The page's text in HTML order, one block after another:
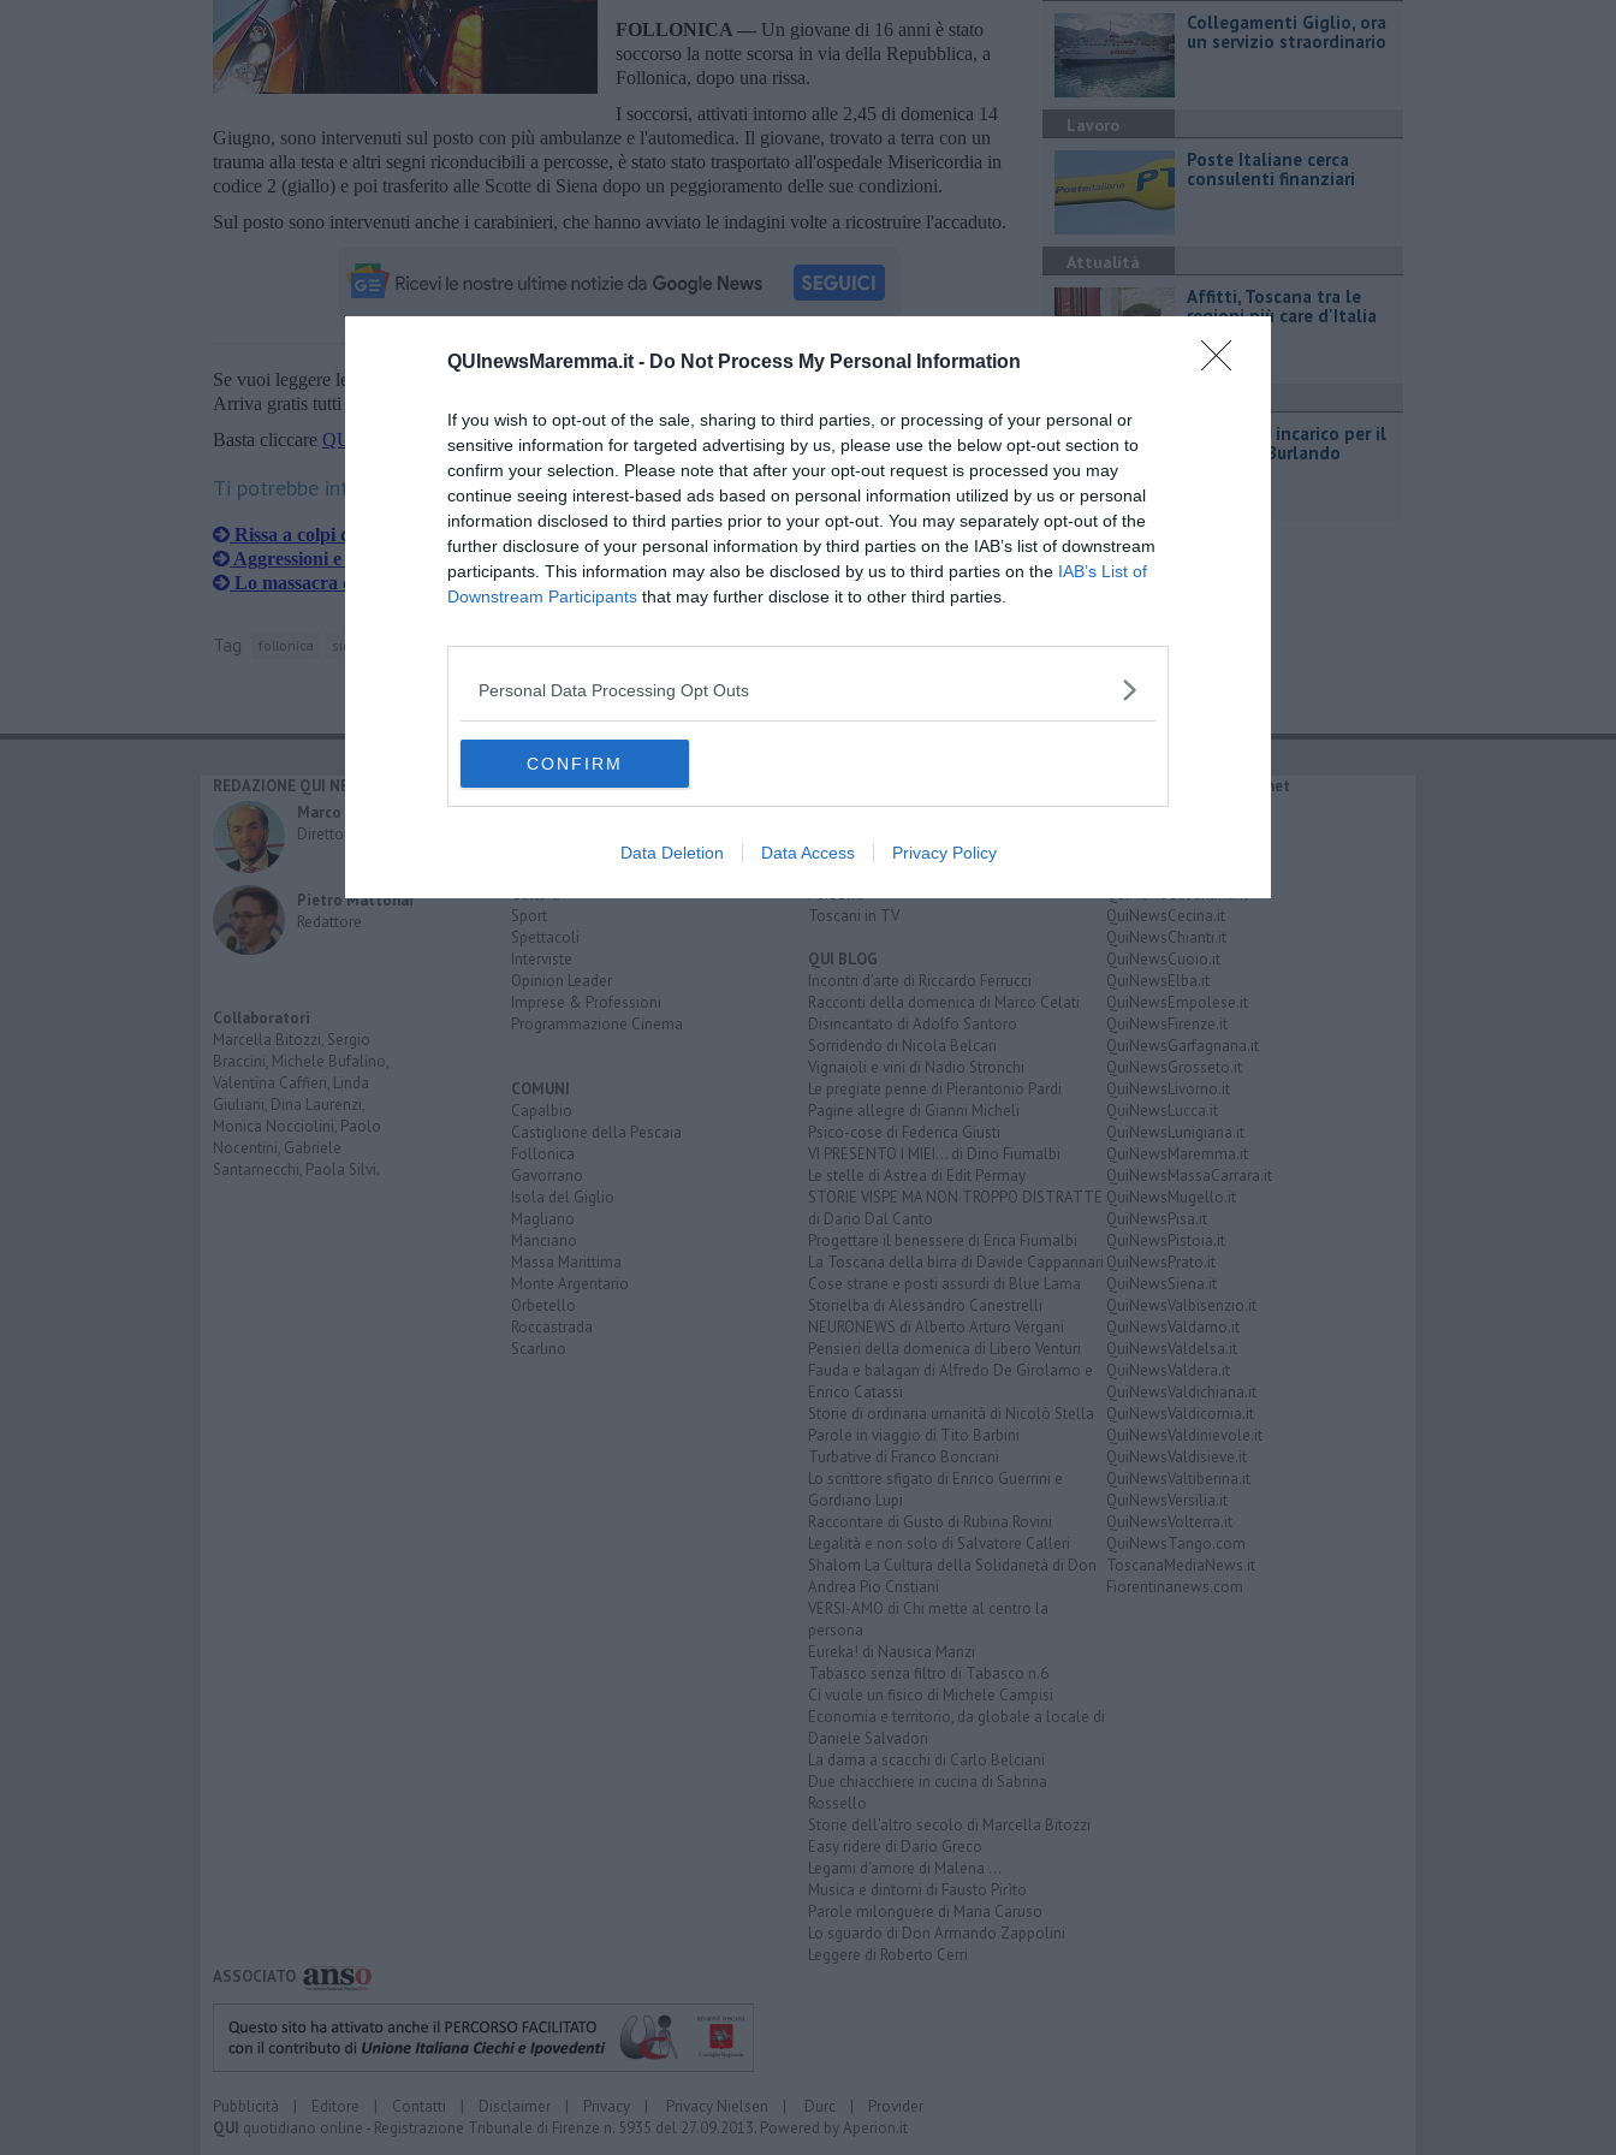
QUInewsMaremma.it - Do Not Process My Personal Information
If you wish to opt-out of the sale, sharing to third parties, or processing of your personal or
sensitive information for targeted advertising by us, please use the below opt-out section to
confirm your selection. Please note that after your opt-out request is processed you may
continue seeing interest-based ads based on personal information utilized by us or personal
information disclosed to third parties prior to your opt-out. You may separately opt-out of the
further disclosure of your personal information by third parties on the IAB’s list of downstream
participants. This information may also be disclosed by us to third parties on the IAB’s List of
Downstream Participants that may further disclose it to other third parties.
Personal Data Processing Opt Outs
CONFIRM
Data Deletion Data Access Privacy Policy
FOLLONICA — Un giovane di 16 anni è stato
soccorso la notte scorsa in via della Repubblica, a
Follonica, dopo una rissa.
I soccorsi, attivati intorno alle 2,45 di domenica 14
Giugno, sono intervenuti sul posto con più ambulanze e l'automedica. Il giovane, trovato a terra con un
trauma alla testa e altri segni riconducibili a percosse, è stato stato trasportato all'ospedale Misericordia in
codice 2 (giallo) e poi trasferito alle Scotte di Siena dopo un peggioramento delle sue condizioni.
Sul posto sono intervenuti anche i carabinieri, che hanno avviato le indagini volte a ricostruire l'accaduto.
Se vuoi leggere le notizie principali della Toscana iscriviti alla
Arriva gratis tutti i giorni alle 20:00 direttamente nella tua casella di posta.
Basta cliccare QUI
Ti potrebbe interessare anche:
Rissa a colpi di bottiglie e bastoni, 8 denunce e Dacur
Aggressioni e pedoni investiti, 6 feriti nella notte
Lo massacra di colpi con un cartello stradale
Tag follonica siena automedica
Collegamenti Giglio, ora
un servizio straordinario
Lavoro
Poste Italiane cerca
consulenti finanziari
Attualità
Affitti, Toscana tra le
regioni più care d'Italia
Parco, fine incarico per il
direttore Burlando
REDAZIONE QUI NEWS
Marco Migli
Direttore Responsabile
Pietro Mattonai
Redattore
Collaboratori
Marcella Bitozzi, Sergio
Braccini, Michele Bufalino,
Valentina Caffieri, Linda
Giuliani, Dina Laurenzi,
Monica Nocciolini, Paolo
Nocentini, Gabriele
Santarnecchi, Paola Silvi.
CATEGORIE
Cronaca
Cultura
Sport
Spettacoli
Interviste
Opinion Leader
Imprese & Professioni
Programmazione Cinema
COMUNI
Capalbio
Castiglione della Pescaia
Follonica
Gavorrano
Isola del Giglio
Magliano
Manciano
Massa Marittima
Monte Argentario
Orbetello
Roccastrada
Scarlino
Le notizie di oggi
Più Letti del mese
Persone
Toscani in TV
QUI BLOG
Incontri d'arte di Riccardo Ferrucci
Racconti della domenica di Marco Celati
Disincantato di Adolfo Santoro
Sorridendo di Nicola Belcari
Vignaioli e vini di Nadio Stronchi
Le pregiate penne di Pierantonio Pardi
Pagine allegre di Gianni Micheli
Psico-cose di Federica Giusti
VI PRESENTO I MIEI... di Dino Fiumalbi
Le stelle di Astrea di Edit Permay
STORIE VISPE MA NON TROPPO DISTRATTE
di Dario Dal Canto
Progettare il benessere di Erica Fiumalbi
La Toscana della birra di Davide Cappannari
Cose strane e posti assurdi di Blue Lama
Storielba di Alessandro Canestrelli
NEURONEWS di Alberto Arturo Vergani
Pensieri della domenica di Libero Venturi
Fauda e balagan di Alfredo De Girolamo e
Enrico Catassi
Storie di ordinaria umanità di Nicolò Stella
Parole in viaggio di Tito Barbini
Turbative di Franco Bonciani
Lo scrittore sfigato di Enrico Guerrini e
Gordiano Lupi
Raccontare di Gusto di Rubina Rovini
Legalità e non solo di Salvatore Calleri
Shalom La Cultura della Solidarietà di Don
Andrea Pio Cristiani
VERSI-AMO di Chi mette al centro la
persona
Eureka! di Nausica Manzi
Tabasco senza filtro di Tabasco n.6
Ci vuole un fisico di Michele Campisi
Economia e territorio, da globale a locale di
Daniele Salvadori
La dama a scacchi di Carlo Belciani
Due chiacchiere in cucina di Sabrina
Rossello
Storie dell'altro secolo di Marcella Bitozzi
Easy ridere di Dario Greco
Legami d'amore di Malena ...
Musica e dintorni di Fausto Pirìto
Parole milonguere di Maria Caruso
Lo sguardo di Don Armando Zappolini
Leggere di Roberto Cerri
IL NETWORK QuiNews.net
QuiNewsAbetone.it
QuiNewsCasentino.it
QuiNewsCecina.it
QuiNewsChianti.it
QuiNewsCuoio.it
QuiNewsElba.it
QuiNewsEmpolese.it
QuiNewsFirenze.it
QuiNewsGarfagnana.it
QuiNewsGrosseto.it
QuiNewsLivorno.it
QuiNewsLucca.it
QuiNewsLunigiana.it
QuiNewsMaremma.it
QuiNewsMassaCarrara.it
QuiNewsMugello.it
QuiNewsPisa.it
QuiNewsPistoia.it
QuiNewsPrato.it
QuiNewsSiena.it
QuiNewsValbisenzio.it
QuiNewsValdarno.it
QuiNewsValdelsa.it
QuiNewsValdera.it
QuiNewsValdichiana.it
QuiNewsValdicornia.it
QuiNewsValdinievole.it
QuiNewsValdisieve.it
QuiNewsValtiberina.it
QuiNewsVersilia.it
QuiNewsVolterra.it
QuiNewsTango.com
ToscanaMediaNews.it
Fiorentinanews.com
ASSOCIATO
Pubblicità | Editore | Contatti | Disclaimer | Privacy | Privacy Nielsen | Durc | Provider
QUI quotidiano online - Registrazione Tribunale di Firenze n. 5935 del 27.09.2013. Powered byAperion.it